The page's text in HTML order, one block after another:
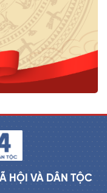
HỘI VÀ DÂN TỘC